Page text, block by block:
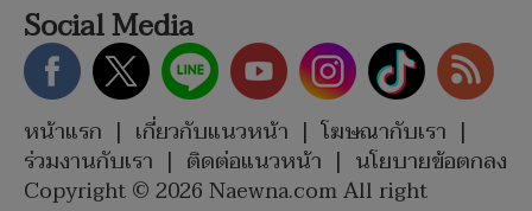
Social Media
หน้าแรก | เกี่ยวกับแนวหน้า | โฆษณากับเรา |
ร่วมงานกับเรา | ติดต่อแนวหน้า | นโยบายข้อตกลง
Copyright © 2026 Naewna.com All right